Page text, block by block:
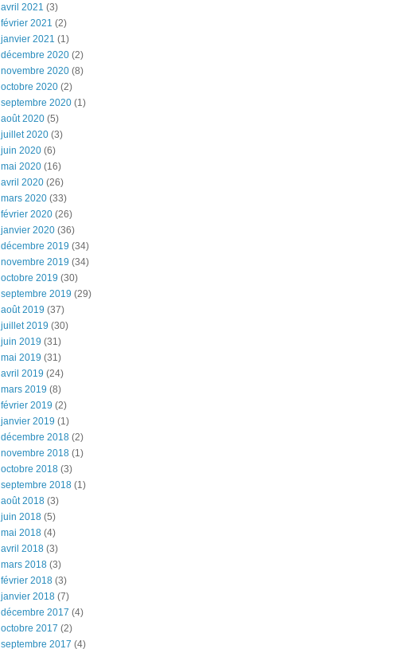
avril 2021 (3)
février 2021 (2)
janvier 2021 (1)
décembre 2020 (2)
novembre 2020 (8)
octobre 2020 (2)
septembre 2020 (1)
août 2020 (5)
juillet 2020 (3)
juin 2020 (6)
mai 2020 (16)
avril 2020 (26)
mars 2020 (33)
février 2020 (26)
janvier 2020 (36)
décembre 2019 (34)
novembre 2019 (34)
octobre 2019 (30)
septembre 2019 (29)
août 2019 (37)
juillet 2019 (30)
juin 2019 (31)
mai 2019 (31)
avril 2019 (24)
mars 2019 (8)
février 2019 (2)
janvier 2019 (1)
décembre 2018 (2)
novembre 2018 (1)
octobre 2018 (3)
septembre 2018 (1)
août 2018 (3)
juin 2018 (5)
mai 2018 (4)
avril 2018 (3)
mars 2018 (3)
février 2018 (3)
janvier 2018 (7)
décembre 2017 (4)
octobre 2017 (2)
septembre 2017 (4)